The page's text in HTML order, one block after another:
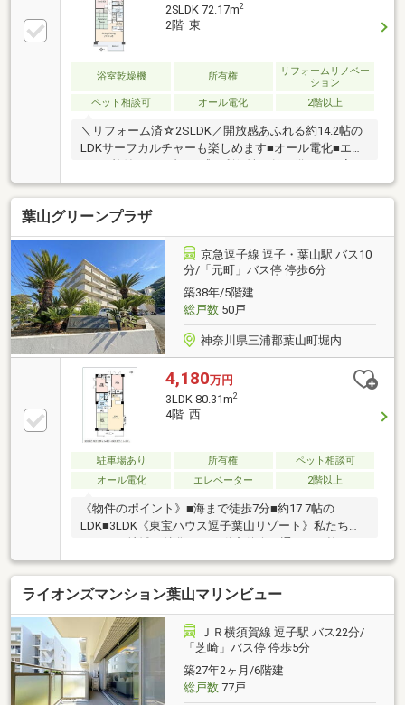
2SLDK 72.17m2
2階 東
浴室乾燥機 所有権
リフォームリノベー
ション
ペット相談可
オール電化 2階以上
＼リフォーム済☆2SLDK／開放感あふれる約14.2帖の
LDKサーフカルチャーも楽しめます■オール電化■エア
コン4基付き■リゾート感と利便性を兼ね備えた一室■
機能性に優れた設備で心地よい暮らし■ペット飼育可
（飼育細則有）【2025年9月リフォーム完了】・キッ
チン・浴室・洗面・トイレ・フローリング（LDK・洋
室・廊下）・建具・照明器具設置・玄関収納（ミラー
付き）・エアコン4基・カーテンレール・レースカー
テン・ハウスクリーニング他【東戸塚駅徒歩3分】お
待ちしております♪☆「スーモを見て」とお電話下さ
い！お問い合わせは⇒0120-880-258【通話料無料】
葉山グリーンプラザ
京急逗子線 逗子・葉山駅 バス10
分/「元町」バス停 停歩6分
築38年/5階建
総戸数50戸
神奈川県三浦郡葉山町堀内
4,180万円
3LDK 80.31m2
4階 西
駐車場あり 所有権
ペット相談可
オール電化
エレベーター 2階以上
《物件のポイント》■海まで徒歩7分■約17.7帖の
LDK■3LDK《東宝ハウス逗子葉山リゾート》私たち
は、この地域に特化した不動産仲介を通じて、皆さま
が理想とする暮らしを実現するお手伝いをしていま
す。住まい選びは、単に「家を買う・借りる」ことで
はなく、「どんな人生を送りたいか」を考える大切な
プロセスです。逗子・葉山には、海を望む戸建て、緑
豊かな住宅街、趣のある古民家など、さまざまな魅力
的な物件があります。地域の雰囲気や暮らし方、コミ
ュニティの魅力まで、リアルな情報をお伝えしなが
ら、お客様一人ひとりに最適なご提案をいたします。
どうぞお気軽にお問い合わせください。
ライオンズマンション葉山マリンビュー
ＪＲ横須賀線 逗子駅 バス22分/
「芝崎」バス停 停歩5分
築27年2ヶ月/6階建
総戸数77戸